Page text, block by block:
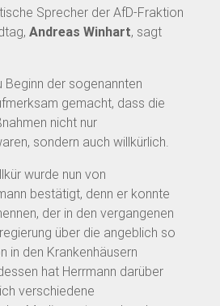
Sprecher der AfD-Fraktion
Andreas Winhart, sagt
Beginn der sogenannten
gemacht, dass die
nicht nur
sondern auch willkürlich.
wurde nun von
bestätigt, denn er konnte
der in den vergangenen
über die angeblich so
in den Krankenhäusern
hat Herrmann darüber
verschiedene